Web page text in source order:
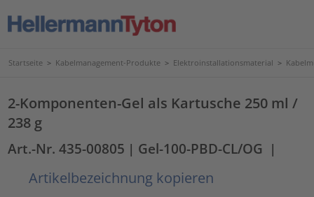
Startseite > Kabelmanagement-Produkte > Elektroinstallationsmaterial >
2-Komponenten-Gel als Kartusche 250 ml /
238 g
Art.-Nr. 435-00805 | Gel-100-PBD-CL/OG |
Artikelbezeichnung kopieren